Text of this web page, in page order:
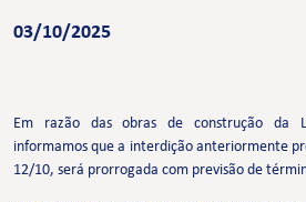
03/10/2025
Em razão das obras de construção da
informamos que a interdição anteriormente
12/10, será prorrogada com previsão de